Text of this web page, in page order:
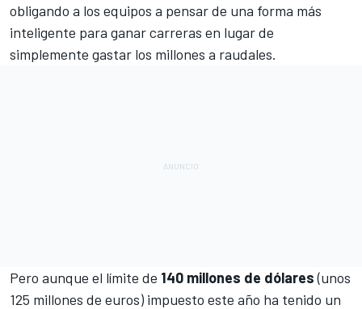
obligando a los equipos a pensar de una forma más
inteligente para ganar carreras en lugar de
simplemente gastar los millones a raudales.
Pero aunque el límite de 140 millones de dólares(unos
125 millones de euros) impuesto este año ha tenido un